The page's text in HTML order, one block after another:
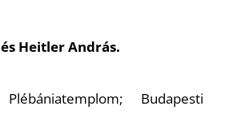
Heitler András.
Budapesti